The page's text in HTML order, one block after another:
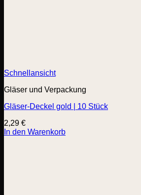
Schnellansicht
Gläser und Verpackung
Gläser-Deckel gold | 10 Stück
2,29 €
In den Warenkorb